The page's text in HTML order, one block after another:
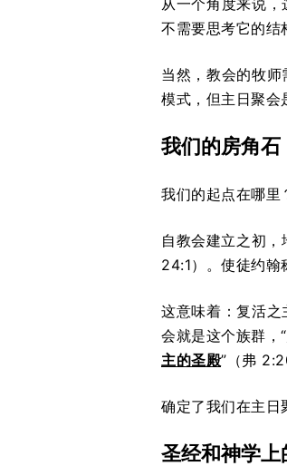
从一个角度来说
不需要思考它的结
当然，教会的牧
模式，但主日聚会
我们的房角石
我们的起点在哪里
自教会建立之初
24:1）。使徒约翰
这意味着：复活
会就是这个族群，“
主的圣殿”（弗
确定了我们在主日
圣经和神学上